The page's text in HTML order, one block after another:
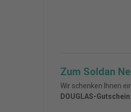
Zum Soldan
Wir schenken Ihnen
DOUGLAS-Gutschein